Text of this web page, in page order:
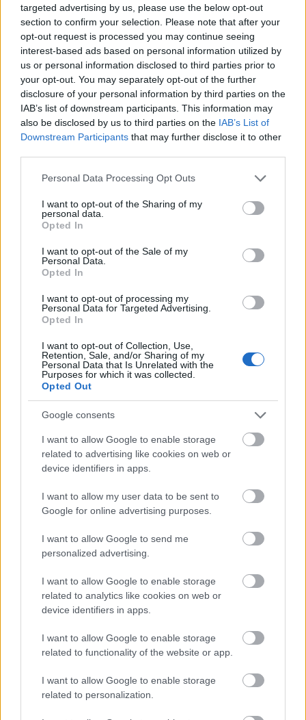
targeted advertising by us, please use the below opt-out
section to confirm your selection. Please note that after your
opt-out request is processed you may continue seeing
interest-based ads based on personal information utilized by
us or personal information disclosed to third parties prior to
your opt-out. You may separately opt-out of the further
disclosure of your personal information by third parties on the
IAB’s list of downstream participants. This information may
also be disclosed by us to third parties on the IAB’s List of
Downstream Participants that may further disclose it to other
Please note that this website/app uses one or more Google
not limited to your visit or usage behaviour. You may click to
grant or deny consent to Google and its third-party tags to
use your data for below specified purposes in below Google
consent section.
Personal Data Processing Opt Outs
I want to opt-out of the Sharing of my
personal data.
Opted In
I want to opt-out of the Sale of my
Personal Data.
Opted In
I want to opt-out of processing my
Personal Data for Targeted Advertising.
Opted In
I want to opt-out of Collection, Use,
Retention, Sale, and/or Sharing of my
Personal Data that Is Unrelated with the
Purposes for which it was collected.
Opted Out
Google consents
I want to allow Google to enable storage
related to advertising like cookies on web or
device identifiers in apps.
I want to allow my user data to be sent to
Google for online advertising purposes.
I want to allow Google to send me
personalized advertising.
I want to allow Google to enable storage
related to analytics like cookies on web or
device identifiers in apps.
I want to allow Google to enable storage
related to functionality of the website or app.
I want to allow Google to enable storage
related to personalization.
@szpali: génkarton - ez aranyos! Nagyon szép szó, de
nem tudom, mit jelent! GÉkarton: gipszkarton - a
blogban egy bűnözői csoport rendszeresen
tulajdonít el nagyobb mennyiségű gipszkarton
táblát különböző szállítmányozási cégek
teherjárműveiről; ezeket azután a
feketekereskedelemben értékesítik, így illegális
jövedelemre tesznek szert, amelyet rendszeresen
helyi szórakozóhelyeken költenek el.
(Gyakorlásképpen ezt fordítsd le szlengre! A feladat
megoldásához bátran használd az előző posztokat!)
nathanp
17 éve
@szpali:
ha jól megy, kaphatsz egy négyes alát Miss Marple-
től. Szigorú, de következetes. :D
szlenget
17 éve
nesztek egy laza csaj a kibertérből...
www.youtube.com/watch?v=kiiA0qH58wE
mindenkinek jó étvágyat kívánok az ebédhez...
ufó - tardai arc, modoroschan küldi a
szlenget
17 éve
legbiztonságosabb...
Elloptak egy császárszalonnát szállító teherautót
| 2009. február 11., szerda 17:45
Elloptak egy 24 raklap nyers császárszalonnát
szállító teherautót Bagon; a 30 millió kárt okozó
bűncselekmény kapcsán a rendőrség hat embert